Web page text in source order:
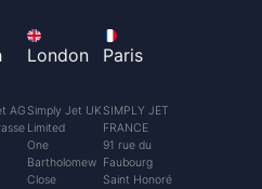
AG
London
Simply Jet UK
Limited
One
Bartholomew
Close
Paris
SIMPLY JET
FRANCE
91 rue du
Faubourg
Saint Honoré